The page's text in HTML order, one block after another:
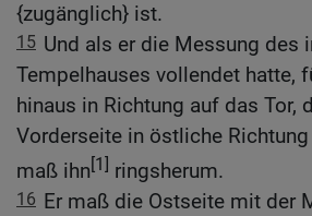
{zugänglich} ist.
15 Und als er die Messung des
Tempelhauses vollendet hatte,
hinaus in Richtung auf das Tor,
Vorderseite in östliche
maß ihn[1] ringsherum.
16 Er maß die Ostseite mit der